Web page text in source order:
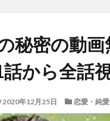
秘密の動
から全話
2020年12月25日 恋愛・純愛